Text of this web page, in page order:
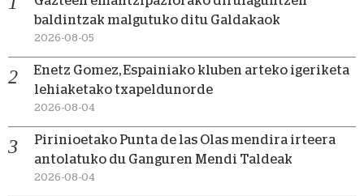
baldintzak malgutuko ditu Galdakaok
2026-08-05
Enetz Gomez, Espainiako kluben arteko igeriketa
lehiaketako txapeldunorde
2026-08-04
Pirinioetako Punta de las Olas mendira irteera
antolatuko du Ganguren Mendi Taldeak
2026-08-04